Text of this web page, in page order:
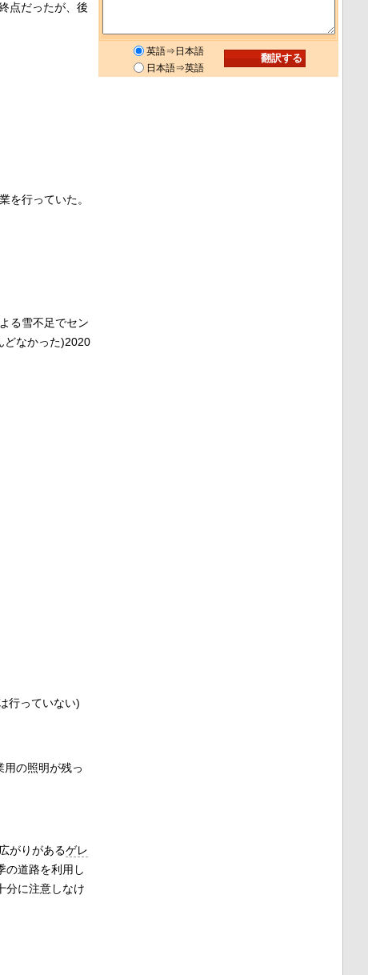
点だったが、後
行っていた。
る雪不足でセン
どなかった)2020
行っていない)
の照明が残っ
がりがあるゲレ
の道路を利用し
分に注意しなけ
英語⇒日本語
日本語⇒英語